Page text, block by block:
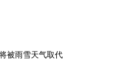
私活
被雨雪天气取代